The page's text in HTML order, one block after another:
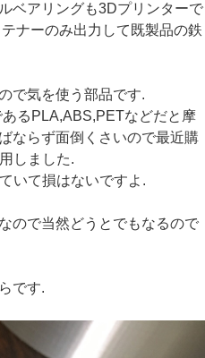
ベアリングも3Dプリンターで
ナーのみ出力して既製品の鉄
で気を使う部品です.
るPLA,ABS,PETなどだと摩
ならず面倒くさいので最近購
しました.
いて損はないですよ.
ので当然どうとでもなるので
です.